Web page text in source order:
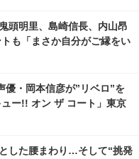
頭明里、島崎信長、内山昂
も「まさか自分がご縁をい
優・岡本信彦が”リベロ”を
ー!! オン ザ コート」東京
した腰まわり…そして“挑発